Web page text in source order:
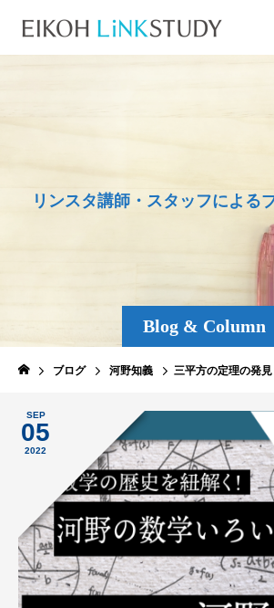
Blog & Column
リ ンスタ講師 ・ スタ ッ フによ る
ブログ 河野知義 三平方の定理の発見
SEP
05
2022